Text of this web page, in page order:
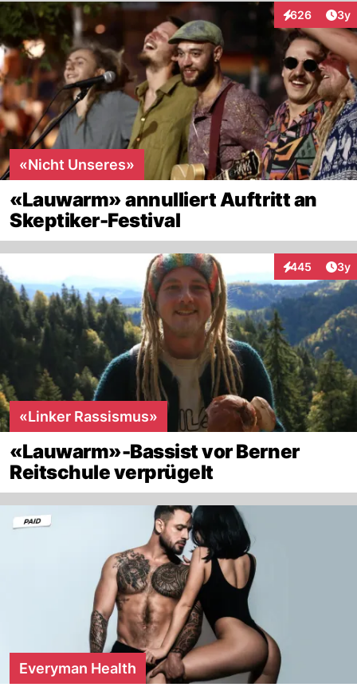
626
Interaktionen
3y
«Nicht Unseres»
«Lauwarm» annulliert Auftritt an
Skeptiker-Festival
445
Interaktionen
3y
«Linker Rassismus»
«Lauwarm»-Bassist vor Berner
Reitschule verprügelt
Everyman Health